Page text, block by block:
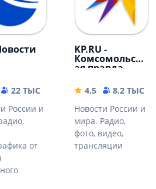
22 ТЫС
23.82 MB
России и
от
KP.RU -
Комсомольск
ая правда.
новости
страны
4.5 8.2 ТЫС
Новости России и
мира. Радио,
фото, видео,
трансляции